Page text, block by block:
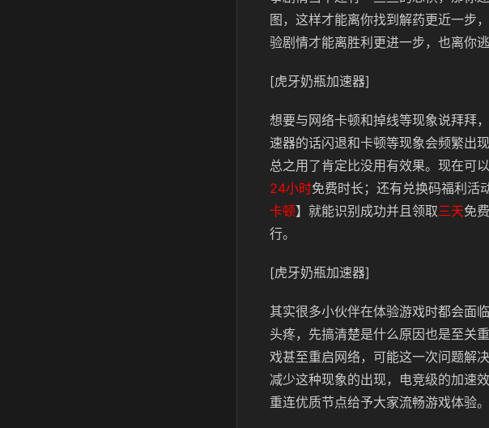
图，这样才能离你找到解药更近一步
验剧情才能离胜利更进一步，也离你
[虎牙奶瓶加速器]
想要与网络卡顿和掉线等现象说拜拜
速器的话闪退和卡顿等现象会频繁出
总之用了肯定比没用有效果。现在可
24小时免费时长；还有兑换码福利活
卡顿】就能识别成功并且领取三天免
行。
[虎牙奶瓶加速器]
其实很多小伙伴在体验游戏时都会面
头疼，先搞清楚是什么原因也是至关
戏甚至重启网络，可能这一次问题解
减少这种现象的出现，电竞级的加速
重连优质节点给予大家流畅游戏体验。